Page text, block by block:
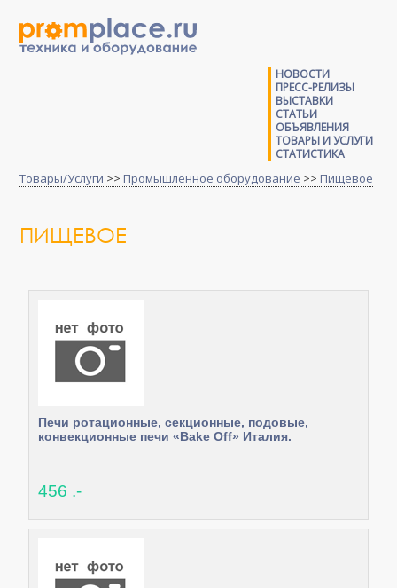
НОВОСТИ
ПРЕСС-РЕЛИЗЫ
ВЫСТАВКИ
СТАТЬИ
ОБЪЯВЛЕНИЯ
ТОВАРЫ И УСЛУГИ
СТАТИСТИКА
Товары/Услуги >> Промышленное оборудование >> Пищевое
ПИЩЕВОЕ
Печи ротационные, секционные, подовые,
конвекционные печи «Bake Off» Италия.
456 .-